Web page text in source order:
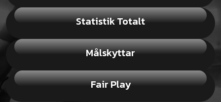
Statistik Totalt
Målskyttar
Fair Play